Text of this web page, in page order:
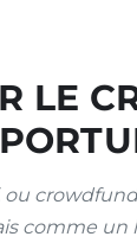
LE
comme un